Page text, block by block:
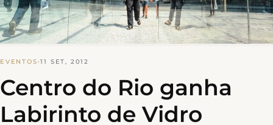
EVENTOS·11 SET, 2012
Centro do Rio ganha
Labirinto de Vidro